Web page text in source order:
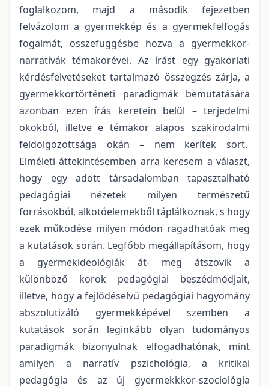
foglalkozom, majd a második fejezetben
felvázolom a gyermekkép és a gyermekfelfogás
fogalmát, összefüggésbe hozva a gyermekkor-
narratívák témakörével. Az írást egy gyakorlati
kérdésfelvetéseket tartalmazó összegzés zárja, a
gyermekkortörténeti paradigmák bemutatására
azonban ezen írás keretein belül – terjedelmi
okokból, illetve e témakör alapos szakirodalmi
feldolgozottsága okán – nem kerítek sort.
Elméleti áttekintésemben arra keresem a választ,
hogy egy adott társadalomban tapasztalható
pedagógiai nézetek milyen természetű
forrásokból, alkotóelemekből táplálkoznak, s hogy
ezek működése milyen módon ragadhatóak meg
a kutatások során. Legfőbb megállapításom, hogy
a gyermekideológiák át- meg átszövik a
különböző korok pedagógiai beszédmódjait,
illetve, hogy a fejlődéselvű pedagógiai hagyomány
abszolutizáló gyermekképével szemben a
kutatások során leginkább olyan tudományos
paradigmák bizonyulnak elfogadhatónak, mint
amilyen a narratív pszichológia, a kritikai
pedagógia és az új gyermekkkor-szociológia